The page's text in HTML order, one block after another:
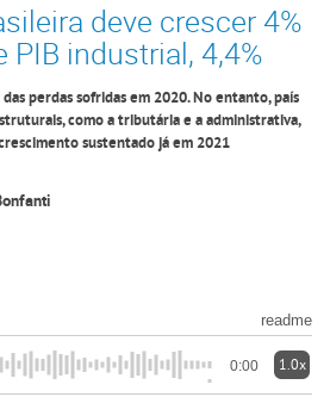
deve crescer 4%
PIB industrial, 4,4%
perdas sofridas em 2020. No entanto, país
como a tributária e a administrativa,
sustentado já em 2021
readme
0:00 1.0x